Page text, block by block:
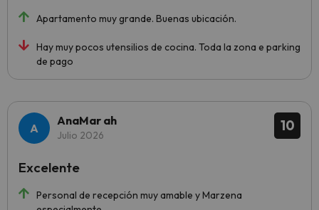
Apartamento muy grande. Buenas ubicación.
Hay muy pocos utensilios de cocina. Toda la zona e parking
de pago
10
AnaMar ah
Julio 2026
Personal de recepción muy amable y Marzena
Excelente